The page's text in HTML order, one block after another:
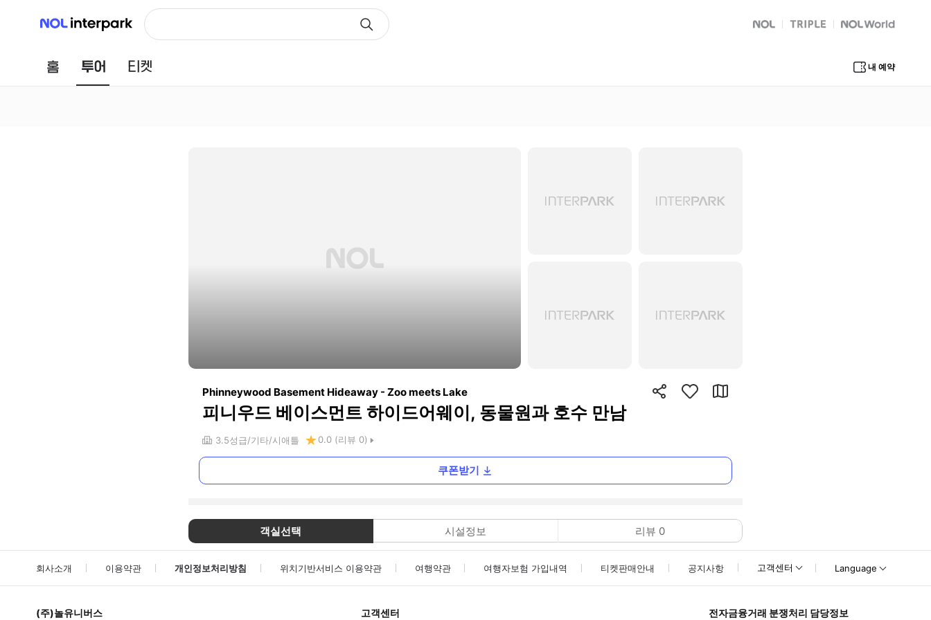
NOL 인터파크
NOL
트리플 Global Interpark
홈 투어 내 예약
Phinneywood Basement Hideaway - Zoo meets Lake
피니우드 베이스먼트 하이드어웨이, 동물원과 호수 만남
3.5성급 기타 시애틀 0.0 (리뷰 0)
쿠폰받기
객실선택 시설정보 리뷰 0
회사소개 이용약관 개인정보처리방침 위치기반서비스 이용약관 여행약관 여행자보험 가입내역 티켓판매안내 공지사항 고객센터 Language
(주)놀유니버스 고객센터 전자금융거래 분쟁처리 담당정보